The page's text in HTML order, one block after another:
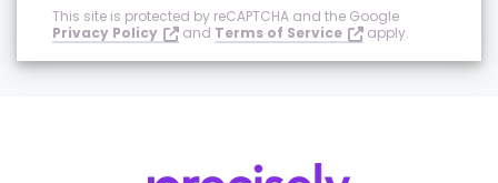
This site is protected by reCAPTCHA and the Google
Privacy Policy
and Terms of Service apply.